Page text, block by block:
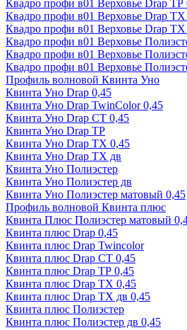
Квадро профи в01 Верховье Drap ТР
Квадро профи в01 Верховье Drap ТХ
Квадро профи в01 Верховье Drap ТХ
Квадро профи в01 Верховье
Квадро профи в01 Верховье
Квадро профи в01 Верховье
Профиль волновой Квинта Уно
Квинта Уно Drap 0,45
Квинта Уно Drap TwinColor 0,45
Квинта Уно Drap СТ 0,45
Квинта Уно Drap ТР
Квинта Уно Drap ТХ 0,45
Квинта Уно Drap ТХ дв
Квинта Уно Полиэстер
Квинта Уно Полиэстер дв
Квинта Уно Полиэстер матовый 0,45
Профиль волновой Квинта плюс
Квинта Плюс Полиэстер матовый
Квинта плюс Drap 0,45
Квинта плюс Drap Twincolor
Квинта плюс Drap СТ 0,45
Квинта плюс Drap ТР 0,45
Квинта плюс Drap ТХ 0,45
Квинта плюс Drap ТХ дв 0,45
Квинта плюс Полиэстер
Квинта плюс Полиэстер дв 0,45